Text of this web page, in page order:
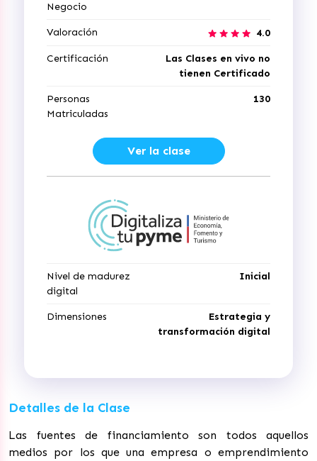
Negocio
Valoración 4.0
Certificación
Las Clases en vivo no
tienen Certificado
Personas
Matriculadas
130
Ver la clase
Nivel de madurez
digital
Inicial
Dimensiones
Estrategia y
transformación digital
Detalles de la Clase
Las fuentes de financiamiento son todos aquellos
medios por los que una empresa o emprendimiento